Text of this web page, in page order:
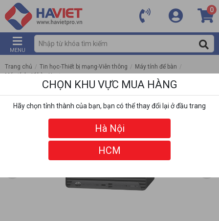
0
MENU
Trang chủ / Tin học-Thiết bị mạng-Viễn thông / Máy tính để bàn /
Máy tính để bàn Hp /
PC HP Pro SFF 400 G9 CS5L9AT (I5 14500/ 16GB/ 512GB SSD/ Wifi + BT/ Key/
CHỌN KHU VỰC MUA HÀNG
Hãy chọn tỉnh thành của bạn, bạn có thể thay đổi lại ở đầu trang
Hà Nội
HCM